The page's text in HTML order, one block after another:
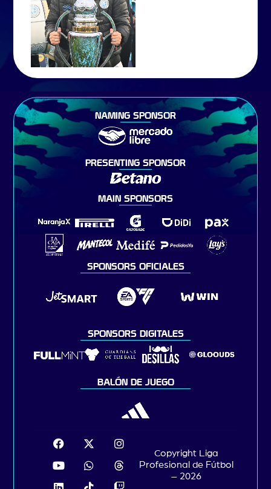
NAMING SPONSOR
PRESENTING SPONSOR
MAIN SPONSORS
SPONSORS OFICIALES
SPONSORS DIGITALES
BALÓN DE JUEGO
Copyright Liga
Profesional de Fútbol
– 2026